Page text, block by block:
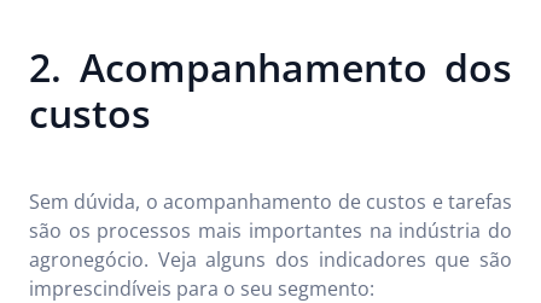
2. Acompanhamento dos
custos
Sem dúvida, o acompanhamento de custos e tarefas
são os processos mais importantes na indústria do
agronegócio. Veja alguns dos indicadores que são
imprescindíveis para o seu segmento: